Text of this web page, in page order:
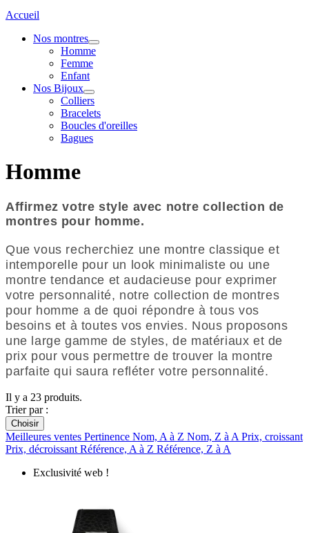
Accueil
Nos montres
Homme
Femme
Enfant
Nos Bijoux
Colliers
Bracelets
Boucles d'oreilles
Bagues
Homme
Affirmez votre style avec notre collection de
montres pour homme.
Que vous recherchiez une montre classique et
intemporelle pour un look minimaliste ou une
montre tendance et audacieuse pour exprimer
votre personnalité, notre collection de montres
pour homme a de quoi répondre à tous vos
besoins et à toutes vos envies. Nous proposons
une large gamme de styles, de matériaux et de
prix pour vous permettre de trouver la montre
parfaite qui saura refléter votre personnalité.
Il y a 23 produits.
Trier par :
Choisir
Meilleures ventes Pertinence Nom, A à Z Nom, Z à A Prix, croissant
Prix, décroissant Référence, A à Z Référence, Z à A
Exclusivité web !